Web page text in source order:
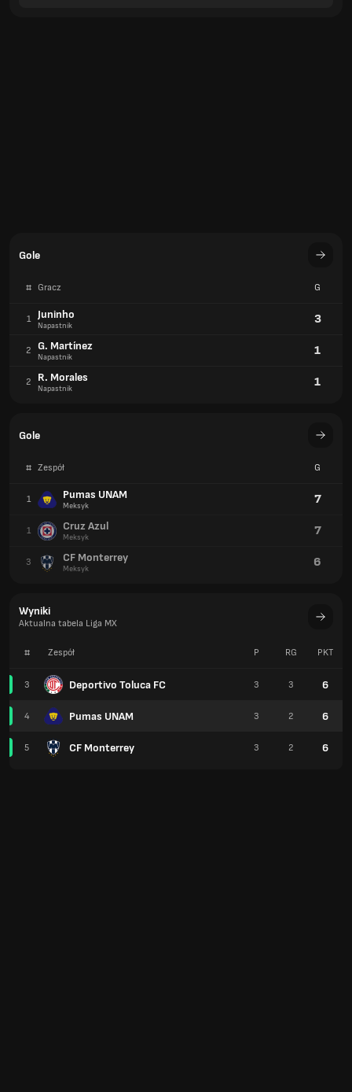
Gole
# Gracz G
1 Juninho
Napastnik 3
2 G. Martínez
Napastnik 1
2 R. Morales
Napastnik 1
Gole
# Zespół G
1 Pumas UNAM
Meksyk 7
1 Cruz Azul
Meksyk 7
3 CF Monterrey
Meksyk 6
Wyniki
Aktualna tabela Liga MX
# Zespół
3 Deportivo Toluca FC
4 Pumas UNAM
5 CF Monterrey
P RG PKT
3 3 6
3 2 6
3 2 6